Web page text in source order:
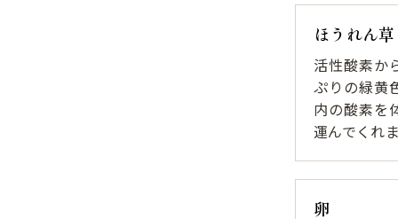
ほうれん草
活性酸素か
ぷりの緑黄
内の酸素を
運んでくれ
卵